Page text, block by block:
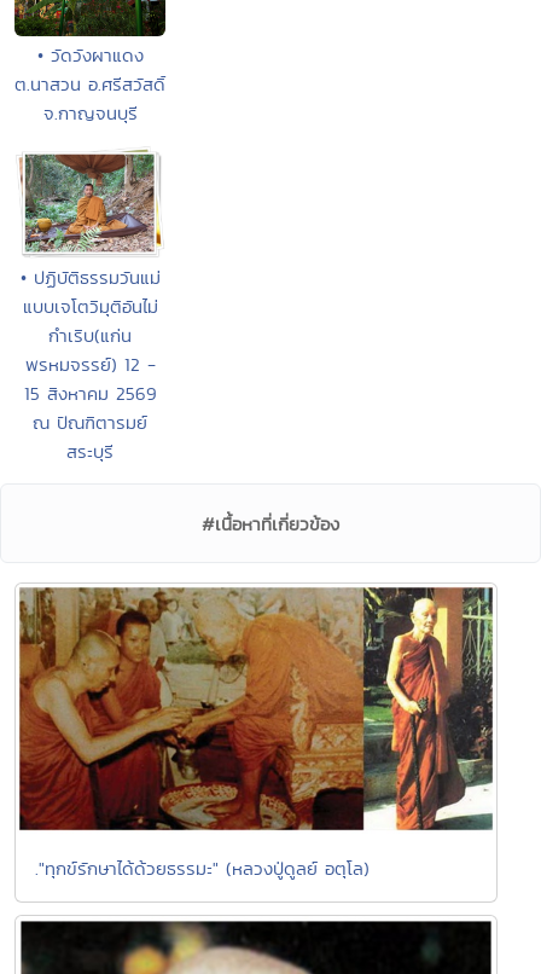
• วัดวังผาแดง
ต.นาสวน อ.ศรีสวัสดิ์
จ.กาญจนบุรี
• ปฏิบัติธรรมวันแม่
แบบเจโตวิมุติอันไม่
กำเริบ(แก่น
พรหมจรรย์) 12 -
15 สิงหาคม 2569
ณ ปัณฑิตารมย์
สระบุรี
#เนื้อหาที่เกี่ยวข้อง
."ทุกข์รักษาได้ด้วยธรรมะ" (หลวงปู่ดูลย์ อตุโล)